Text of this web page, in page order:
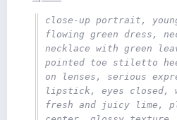
close-up portrait,
flowing green dress,
necklace with green
pointed toe stiletto
on lenses, serious
lipstick, eyes closed,
fresh and juicy lime,